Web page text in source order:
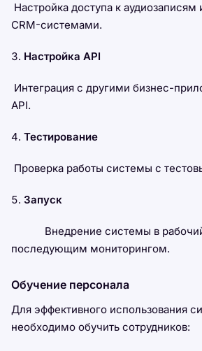
Настройка доступа к аудиозаписям
CRM-системами.
Настройка API
Интеграция с другими бизнес-
API.
Тестирование
Проверка работы системы с
Запуск
Внедрение системы в рабочий
последующим мониторингом.
Обучение персонала
Для эффективного использования
необходимо обучить сотрудников: